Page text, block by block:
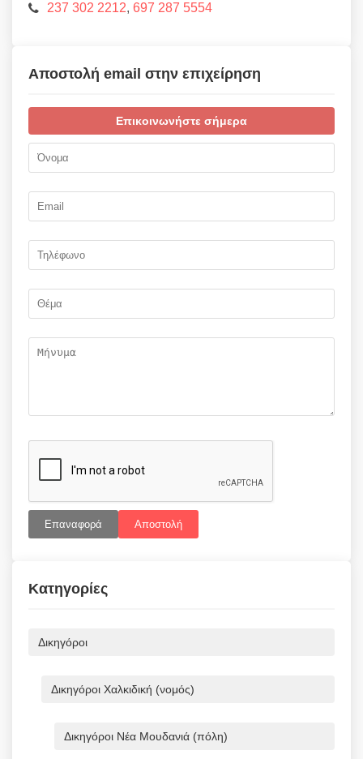
237 302 2212, 697 287 5554
Αποστολή email στην επιχείρηση
Επικοινωνήστε σήμερα
Επαναφορά Αποστολή
Κατηγορίες
Δικηγόροι
Δικηγόροι Χαλκιδική (νομός)
Δικηγόροι Νέα Μουδανιά (πόλη)